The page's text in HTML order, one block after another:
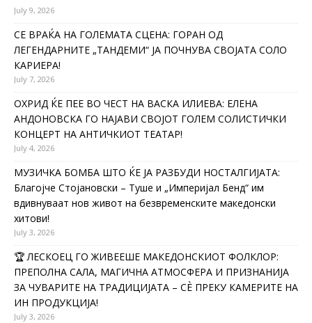
July 9, 2026
СЕ ВРАЌА НА ГОЛЕМАТА СЦЕНА: ГОРАН ОД
ЛЕГЕНДАРНИТЕ „ТАНДЕМИ“ ЈА ПОЧНУВА СВОЈАТА СОЛО
КАРИЕРА!
July 7, 2026
ОХРИД ЌЕ ПЕЕ ВО ЧЕСТ НА ВАСКА ИЛИЕВА: ЕЛЕНА
АНДОНОВСКА ГО НАЈАВИ СВОЈОТ ГОЛЕМ СОЛИСТИЧКИ
КОНЦЕРТ НА АНТИЧКИОТ ТЕАТАР!
July 4, 2026
МУЗИЧКА БОМБА ШТО ЌЕ ЈА РАЗБУДИ НОСТАЛГИЈАТА:
Благојче Стојановски – Туше и „Империјал Бенд“ им
вдивнуваат нов живот на безвременските македонски
хитови!
July 3, 2026
🏆 ЛЕСКОЕЦ ГО ЖИВЕЕШЕ МАКЕДОНСКИОТ ФОЛКЛОР:
ПРЕПОЛНА САЛА, МАГИЧНА АТМОСФЕРА И ПРИЗНАНИЈА
ЗА ЧУВАРИТЕ НА ТРАДИЦИЈАТА – СÈ ПРЕКУ КАМЕРИТЕ НА
ИН ПРОДУКЦИЈА!
July 3, 2026